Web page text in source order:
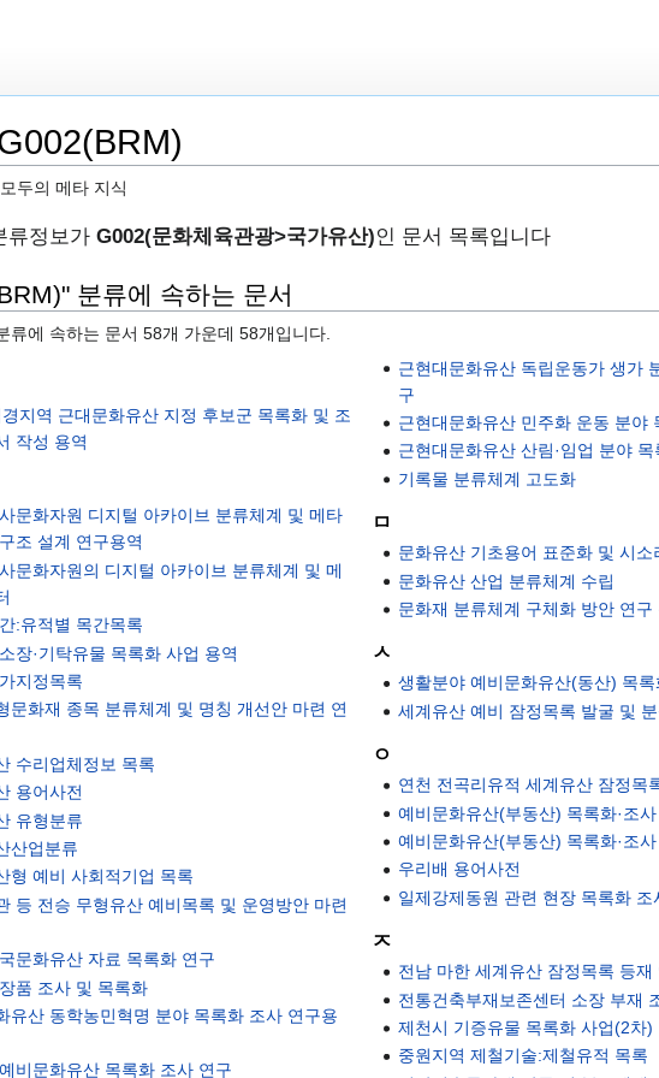
두의 메타 지식
류정보가 G002(문화체육관광>국가유산)인 문서 목록입니다
분류에 속하는 문서
류에 속하는 문서 58개 가운데 58개입니다.
지역 근대문화유산 지정 후보군 목록화 및 조
작성 용역
문화자원 디지털 아카이브 분류체계 및 메타
조 설계 연구용역
문화자원의 디지털 아카이브 분류체계 및 메
:유적별 목간목록
장·기탁유물 목록화 사업 용역
지정목록
문화재 종목 분류체계 및 명칭 개선안 마련 연
수리업체정보 목록
용어사전
유형분류
산업분류
형 예비 사회적기업 목록
등 전승 무형유산 예비목록 및 운영방안 마련
문화유산 자료 목록화 연구
품 조사 및 목록화
유산 동학농민혁명 분야 목록화 조사 연구용
비문화유산 목록화 조사 연구
근현대문화유산 독립운동가 생가
구
근현대문화유산 민주화 운동 분야
근현대문화유산 산림·임업 분야
기록물 분류체계 고도화
ㅁ
문화유산 기초용어 표준화 및 시소
문화유산 산업 분류체계 수립
문화재 분류체계 구체화 방안 연구
ㅅ
생활분야 예비문화유산(동산) 목
세계유산 예비 잠정목록 발굴 및
ㅇ
연천 전곡리유적 세계유산 잠정목
예비문화유산(부동산) 목록화·조
예비문화유산(부동산) 목록화·조
우리배 용어사전
일제강제동원 관련 현장 목록화 조
ㅈ
전남 마한 세계유산 잠정목록 등재
전통건축부재보존센터 소장 부재
제천시 기증유물 목록화 사업(2차)
중원지역 제철기술:제철유적 목록